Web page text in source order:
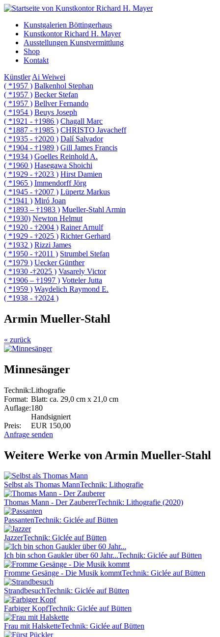
Kunstgalerien Böttingerhaus
Kunstkontor Richard H. Mayer
Ausstellungen Kunstvermittlung
Shop
Kontakt
Künstler Ai Weiwei
( *1957 ) Balkenhol Stephan
( *1957 ) Becker Stefan
( *1957 ) Bellver Fernando
( *1954 ) Beuys Joseph
( *1921 - †1986 ) Chagall Marc
( *1887 - †1985 ) CHRISTO Javacheff
( *1935 - †2020 ) Dalí Salvador
( *1904 - †1989 ) Gill James Francis
( *1934 ) Goelles Reinhold A.
( *1960 ) Hasegawa Shoichi
( *1929 - †2023 ) Hirst Damien
( *1965 ) Immendorff Jörg
( *1945 - †2007 ) Lüpertz Markus
( *1941 ) Miró Joan
( *1893 – †1983 ) Mueller-Stahl Armin
( *1930) Newton Helmut
( *1920 - †2004 ) Rainer Arnulf
( *1929 - †2025 ) Richter Gerhard
( *1932 ) Rizzi James
( *1950 - †2011 ) Strumbel Stefan
( *1979 ) Uecker Günther
( *1930 -†2025 ) Vasarely Victor
( *1906 – †1997 ) Votteler Jutta
( *1959 ) Waydelich Raymond E.
( *1938 - †2024 )
Armin Mueller-Stahl
« zurück
Minnesänger
Technik:Lithografie
Format: Blatt: ca. 29,0 cm x 21,0 cm
Auflage:180
Handsigniert
Preis:
EUR 150,00
Anfrage senden
Weitere Werke von Armin Mueller-Stahl
Selbst als Thomas MannTechnik: Lithografie
Thomas Mann - Der ZaubererTechnik: Lithografie (2020)
PassantenTechnik: Giclée auf Bütten
JazzerTechnik: Giclée auf Bütten
Ich bin schon Gaukler über 60 Jahr...Technik: Giclée auf Bütten
Fromme Gesänge - Die Musik kommtTechnik: Giclée auf Bütten
StrandbesuchTechnik: Giclée auf Bütten
Farbiger KopfTechnik: Giclée auf Bütten
Frau mit HalsketteTechnik: Giclée auf Bütten